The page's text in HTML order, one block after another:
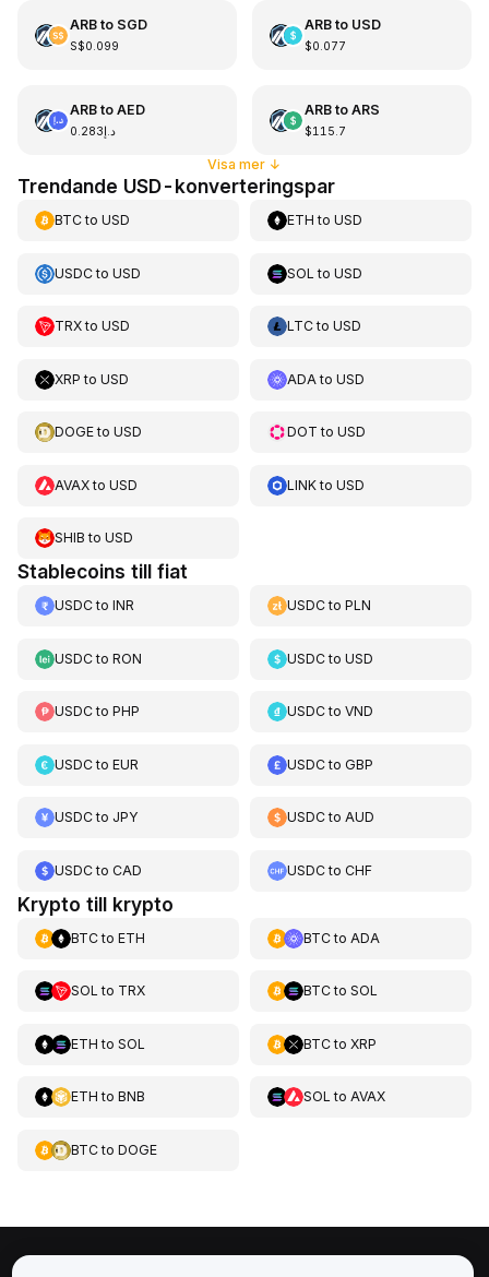
ARBto SGD
S$0.099
ARBto USD
$0.077
ARBto AED
د.إ0.283
ARBto ARS
$115.7
Visa mer ↓
Trendande USD-konverteringspar
BTCto USD ETH toUSD
USDCto USD SOL toUSD
TRXto USD LTCtoUSD
XRP to USD ADA toUSD
DOGEto USD DOT toUSD
AVAXto USD LINKtoUSD
SHIB to USD
Stablecoins till fiat
USDCto INR USDCtoPLN
USDCto RON USDCtoUSD
USDCto PHP USDCtoVND
USDCto EUR USDCtoGBP
USDCto JPY USDCtoAUD
USDCto CAD USDCtoCHF
Krypto till krypto
BTCto ETH BTCto ADA
SOL to TRX BTCto SOL
ETH to SOL BTCto XRP
ETH to BNB SOL to AVAX
BTCto DOGE